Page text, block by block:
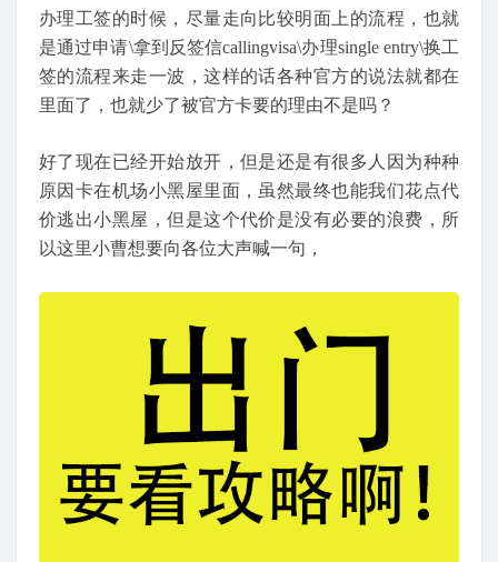
办理工签的时候，尽量走向比较明面上的流程，也就
是通过申请\拿到反签信callingvisa\办理single entry\换工
签的流程来走一波，这样的话各种官方的说法就都在
里面了，也就少了被官方卡要的理由不是吗？
好了现在已经开始放开，但是还是有很多人因为种种
原因卡在机场小黑屋里面，虽然最终也能我们花点代
价逃出小黑屋，但是这个代价是没有必要的浪费，所
以这里小曹想要向各位大声喊一句，